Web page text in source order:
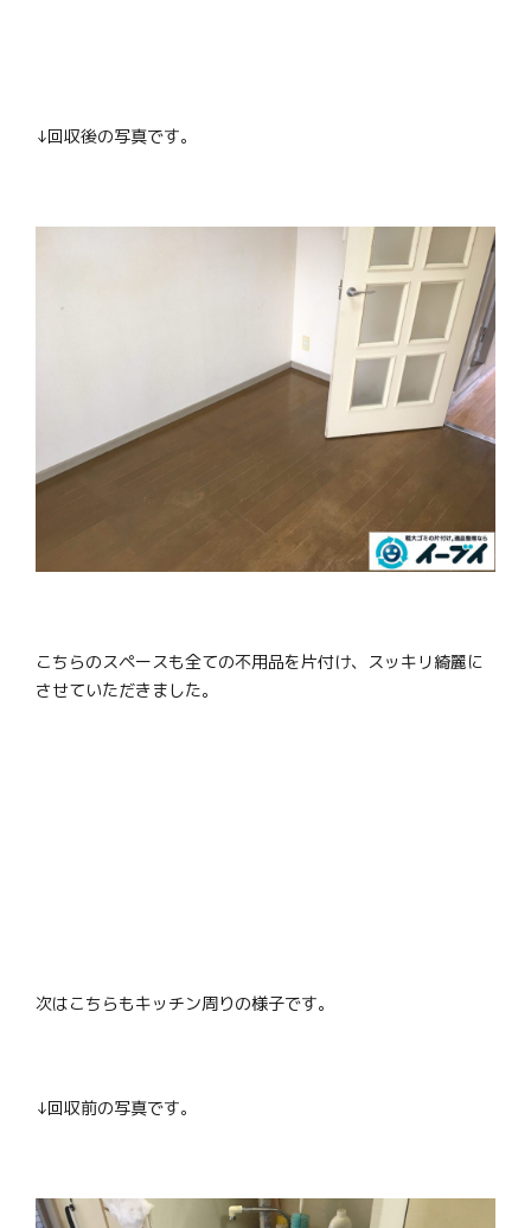
↓回収後の写真です。
こちらのスペースも全ての不用品を片付け、スッキリ綺麗に
させていただきました。
次はこちらもキッチン周りの様子です。
↓回収前の写真です。